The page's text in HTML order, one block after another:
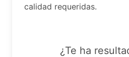
calidad requeridas.
¿Te ha